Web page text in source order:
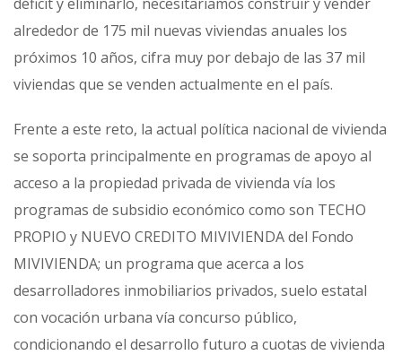
alrededor de 175 mil nuevas viviendas anuales los
próximos 10 años, cifra muy por debajo de las 37 mil
viviendas que se venden actualmente en el país.
Frente a este reto, la actual política nacional de vivienda
se soporta principalmente en programas de apoyo al
acceso a la propiedad privada de vivienda vía los
programas de subsidio económico como son TECHO
PROPIO y NUEVO CREDITO MIVIVIENDA del Fondo
MIVIVIENDA; un programa que acerca a los
desarrolladores inmobiliarios privados, suelo estatal
con vocación urbana vía concurso público,
condicionando el desarrollo futuro a cuotas de vivienda